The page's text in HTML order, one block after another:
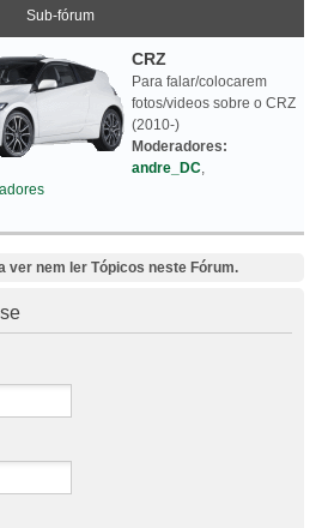
Sub-fórum
CRZ
Para falar/colocarem
fotos/videos sobre o CRZ
(2010-)
Moderadores:
andre_DC,
ver nem ler Tópicos neste Fórum.